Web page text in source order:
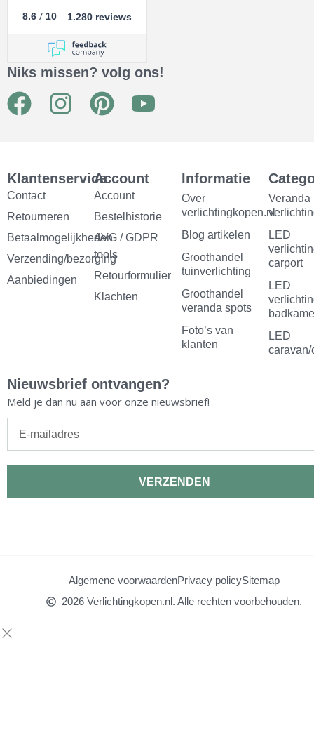
8.6 / 10 1.280 reviews
Niks missen? volg ons!
F
e
b
o
o
k
I
t
g
r
a
P
t
e
r
e
s
t
Y
t
b
e
Klantenservice
Contact
Retourneren
Betaalmogelijkheden
Verzending/bezorging
Aanbiedingen
Account
Account
Bestelhistorie
AVG / GDPR
tools
Retourformulier
Klachten
Informatie
Over
verlichtingkopen.nl
Blog artikelen
Groothandel
tuinverlichting
Groothandel
veranda spots
Foto’s van
klanten
Veranda
LED
carport
LED
LED
caravan/
Nieuwsbrief ontvangen?
Meld je dan nu aan voor onze nieuwsbrief!
mailadres
VERZENDEN
Algemene voorwaardenPrivacy policySitemap
2026 Verlichtingkopen.nl. Alle rechten voorbehouden.